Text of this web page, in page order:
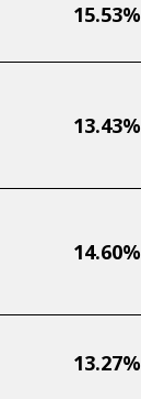
15.53%
13.43%
14.60%
13.27%